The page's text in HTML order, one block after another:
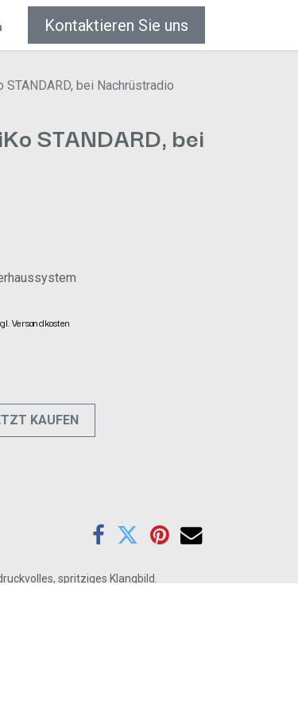
Kontaktieren Sie uns
bei Nachrüstradio
STANDARD, bei
Versandkosten
KAUFEN
spritziges Klangbild.